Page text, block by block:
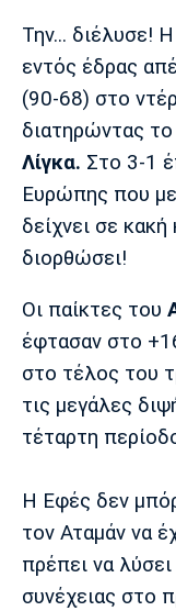
Πολιτισμός
Τραγούδια
Cine Spot
Running
Media
Παρασκήνιο
Πρόγραμμα TV
Ιωνικός
Λίβερπουλ
Την... διέλυσε! Η
εντός έδρας
(90-68) στο
διατηρώντας
Λίγκα. Στο 3-1
Ευρώπης που
δείχνει σε
διορθώσει!
Οι παίκτες του
έφτασαν στο
στο τέλος του
τις μεγάλες
τέταρτη
Η Εφές δεν
τον Αταμάν να
πρέπει να
συνέχειας στο